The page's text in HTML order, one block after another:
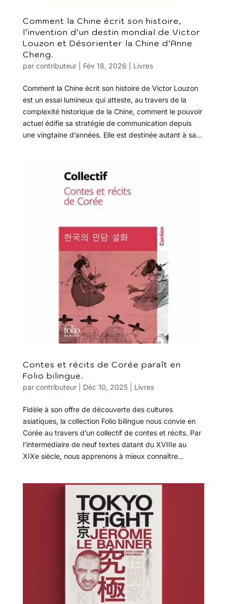
Comment la Chine écrit son histoire,
l’invention d’un destin mondial de Victor
Louzon et Désorienter la Chine d’Anne
Cheng.
par contributeur| Fév 18, 2026 Livres
Comment la Chine écrit son histoire de Victor Louzon
est un essai lumineux qui atteste, au travers de la
complexité historique de la Chine, comment le pouvoir
actuel édifie sa stratégie de communication depuis
une vingtaine d’années. Elle est destinée autant à sa...
Contes et récits de Corée paraît en
Folio bilingue.
par contributeur| Déc 10, 2025| Livres
Fidèle à son offre de découverte des cultures
asiatiques, la collection Folio bilingue nous convie en
Corée au travers d’un collectif de contes et récits. Par
l’intermédiaire de neuf textes datant du XVIIIe au
XIXe siècle, nous apprenons à mieux connaître...